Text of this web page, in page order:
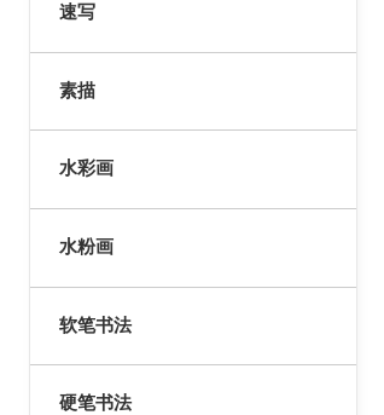
速写
素描
水彩画
水粉画
软笔书法
硬笔书法